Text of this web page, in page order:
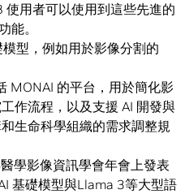
使用者可以使用到這些先進的
能。
型，例如用於影像分割的
MONAI 的平台，用於簡化影
作流程，以及支援 AI 開發與
生命科學組織的需求調整規
學影像資訊學會年會上發表
基礎模型與Llama 3等大型語